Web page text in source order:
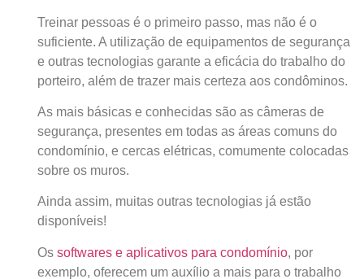
Treinar pessoas é o primeiro passo, mas não é o
suficiente. A utilização de equipamentos de segurança
e outras tecnologias garante a eficácia do trabalho do
porteiro, além de trazer mais certeza aos condôminos.
As mais básicas e conhecidas são as câmeras de
segurança, presentes em todas as áreas comuns do
condomínio, e cercas elétricas, comumente colocadas
sobre os muros.
Ainda assim, muitas outras tecnologias já estão
disponíveis!
Os softwares e aplicativos para condomínio, por
exemplo, oferecem um auxílio a mais para o trabalho